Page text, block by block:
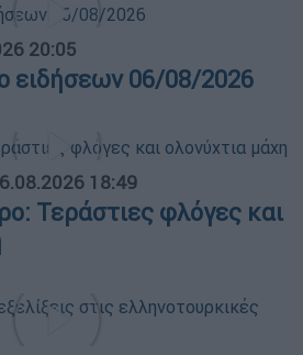
20:05
ειδήσεων 06/08/2026
18:49
Τεράστιες φλόγες και